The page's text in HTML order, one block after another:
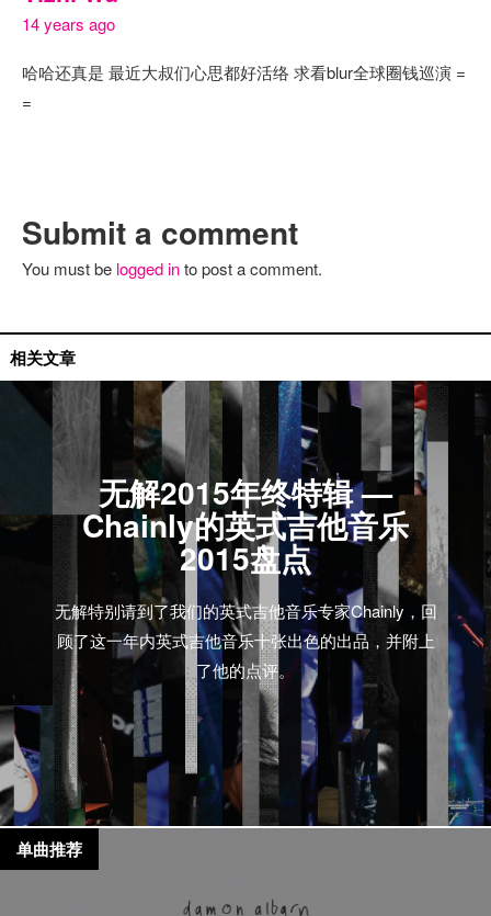
14 years ago
哈哈还真是 最近大叔们心思都好活络 求看blur全球圈钱巡演 =
=
Submit a comment
You must be logged into post a comment.
相关文章
无解2015年终特辑 —
Chainly的英式吉他音乐
2015盘点
无解特别请到了我们的英式吉他音乐专家Chainly，回
顾了这一年内英式吉他音乐十张出色的出品，并附上
了他的点评。
无解专题
单曲推荐